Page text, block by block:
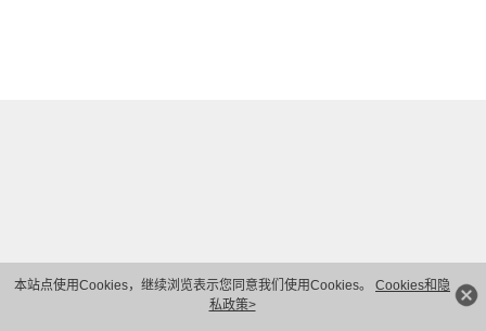
本站点使用Cookies，继续浏览表示您同意我们使用Cookies。 Cookies和隐
私政策>